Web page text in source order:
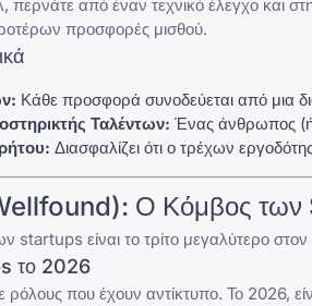
περνάτε από έναν τεχνικό έλεγχο και
προσφορές μισθού.
Κάθε προσφορά συνοδεύεται από μια
Ταλέντων: Ένας άνθρωπος (ή
Διασφαλίζει ότι ο τρέχων
: Ο Κόμβος
startups είναι το τρίτο μεγαλύτερο
το 2026
ρόλους που έχουν αντίκτυπο. Το